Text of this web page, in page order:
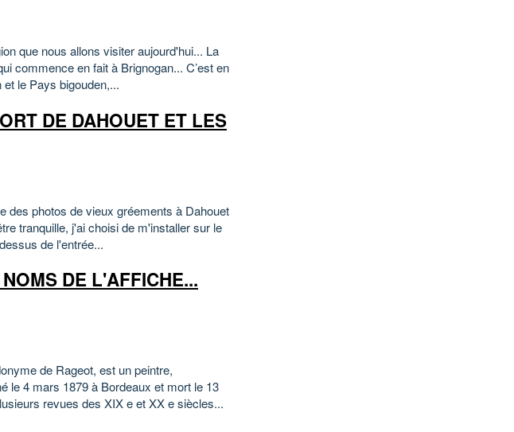
que nous allons visiter aujourd'hui... La
commence en fait à Brignogan... C’est en
le Pays bigouden,...
DE DAHOUET ET LES
des photos de vieux gréements à Dahouet
tranquille, j'ai choisi de m'installer sur le
de l'entrée...
DE L'AFFICHE...
de Rageot, est un peintre,
le 4 mars 1879 à Bordeaux et mort le 13
revues des XIX e et XX e siècles...